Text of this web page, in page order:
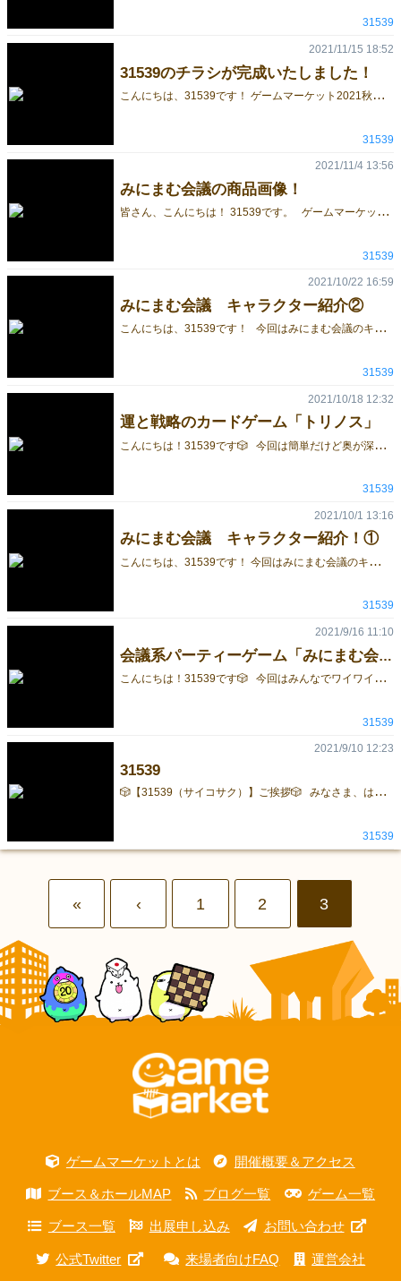
31539
31539のチラシが完成いたしました！
こ
んにちは、31539です！ ゲームマーケット2021秋の開催がすぐそこまで迫っていますね。 初出展なので今からドキドキです。 さて、バタバタしながらもチラシが完成いたしました！ 是非ブースまでお立ち寄りください！ 今回初出展のゲーム詳細はこちら↓ みにまむ会議 トリノス
2021/11/15 18:52
31539
みにまむ会議の商品画像！
皆
さん、こんにちは！ 31539です。 ゲームマーケット開催まで一ヶ月を切りました！ 今回はみにまむ会議の実際の商品画像になります。 【みにまむ会議】・【トリノス】の予約を絶賛受け付け中です！ 気になった方は是非ご予約ください！ みにまむ会議ご予約フォーマット https://docs.google.com/forms/d/e/1FAIpQLSdFg7dCSV2wPiUxOjk2Cu48Zagh0B07CFOeCpEOTiH9ZVHLQQ/viewform トリノスご予約フォーマット https://docs.google.com/forms/d/e/1FAIpQLScDTxFvfws9-a3vX1qoDgjKaYZG5meuPVdaWdOSWB_UPIHceg/viewform
2021/11/4 13:56
31539
みにまむ会議 キャラクター紹介②
こ
んにちは、31539です！ 今回はみにまむ会議のキャラクター紹介をしていきたいと思います。 No3.帰国子女 どこの国にいたかは絶対教えてくれないよ。 鼻が高すぎてパックができないのが長年の悩み。 まつ毛はまつエクで着けたものだよ。 地毛は黒髪だけど毎週のようにお手入れしてきれいな金髪を維持してるみたい、すごいね！ No4.部長 そこそこ偉いよ。 メガネの度が高いのでふとした時に眼鏡を落とすと、 「めがね、めがね」といいながらあたふたするよ。 好きな食べ物はハンバーガー 今回はここまでです。 次回もお楽しみに！ みにまむ会議キャラクター紹介①はこちら https://gamemarket.jp/blog/179942 みにまむ会議のゲームページはこちら！ https://gamemarket.jp/game/178565 2作目のトリノスもよろしくお願いいたします！ https://gamemarket.jp/blog/180034
2021/10/22 16:59
31539
運と戦略のカードゲーム「トリノス」
こ
んにちは！31539です🎲 今回は簡単だけど奥が深い「トリノス」のご紹介です。 プレイヤーはトリになってカラフルなエダの中から1色を統一して集めるカードゲームです。 ゲームのポイントとしては、 カードの強さ 強いカードを出すタイミング 誰がどの色のエダをそろえようとしているか の3つがポイントになってきています。 奥は深いですが、ルールが簡単なので、お子様から大人まで幅広く遊べます！ 2021ゲムマ秋2日目の11/21（日）に出展予定ですので、 是非遊びに来てみてください♪ 「トリノス」の詳しい説明やルールは、下記に記載してあります。 https://gamemarket.jp/game/178675 是非ご覧ください（＊^▽^＊） また「みにまむ会議」も絶賛予約受付中ですので、合わせてチェックお願いいたします！ https://gamemarket.jp/game/178565
2021/10/18 12:32
31539
みにまむ会議 キャラクター紹介！①
こ
んにちは、31539です！ 今回はみにまむ会議のキャラクター紹介をしていきたいと思います。 No1.新卒くん（ちゃん） 新入社員だよ！まだまだ仕事も覚える前のフレッシュな新人だよ。 新卒ちゃんの頭に生えている葉っぱは何の植物かはわかっていないよ。きっと花が咲くはず。。。？ No2. 理系君 理系だよ！果実物系の会社の創業者にあこがれてハイネックのシャツを愛用しているよ。 某スティーブさんに強いあこがれを持っているよ、ただ尊敬の念が強すぎて「リンゴ」、「マック」の言葉を聞くとブツブツと何かつぶやくよ、こわいね 今回はここまでです。 次回もお楽しみに！ みにまむ会議のゲームページはこちら！ https://gamemarket.jp/game/178565
2021/10/1 13:16
31539
会議系パーティーゲーム「みにまむ会議」！【31539】
こ
んにちは！31539です🎲 今回はみんなでワイワイ楽しみたい！ 会議系パーティーゲーム「みにまむ会議」のご紹介です！ みにまむ会議は、とある会社を舞台に、個性豊かな(ポンコツばかり？)社員になりきり、 みんなで答えを導く、会議系パーティーゲームです。 魅力的なキャラクターや、わかりやすいゲーム性で、 大人から子供まで楽しめる作品になっています♪ ボキャブラリーや共感性も養えるので、特に子供さんの教育にもオススメです( ´∀｀)b 2021ゲムマ秋2日目の11/21（日）に出展予定ですので、 是非遊びに来てみてください！ また「みにまむ会議」の詳しい説明やルールは、下記に記載してあります。 https://gamemarket.jp/game/178565 こちらも併せてチェックしてみてくださいね（*^▽^*)
2021/9/16 11:10
31539
31539

【31539（サイコサク）】ご挨拶🎲 みなさま、はじめまして！ 2021ゲムマ秋2日目の11/21（日）に初出展いたします【31539（サイコサク）】ともうします。 この度は、会議系パーティーゲーム「みにまむ会議」と戦略と運のカードゲーム「トリノス」の販売を予定しております。 初出展で慣れない所も多々ありますが、 製作したボードゲームを皆様に楽しんでいただけたら嬉しいです！ また、ほかの出展者様ともボードゲームを通して交流出来たらうれしいです。 当日は、ぜひお気軽に遊びに来てください！ よろしくお願いいたします。 また、Twitter（@KCbg31539）でも情報を発信しておりますので、ぜひフォロー等よろしくお願いいたします！
2021/9/10 12:23
31539
« ‹ 1 2 3
ゲームマーケットとは 開催概要＆アクセス
ブース＆ホールMAP ブログ一覧 ゲーム一覧
ブース一覧 出展申し込み お問い合わせ
公式Twitter 来場者向けFAQ 運営会社